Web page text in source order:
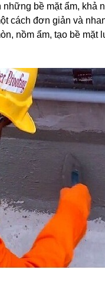
bề mặt ẩm, khả
cách đơn giản và
nồm ẩm, tạo bề mặt